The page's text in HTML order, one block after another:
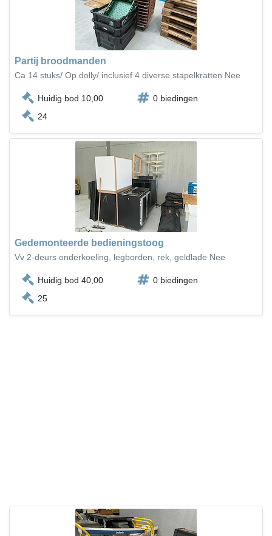
Partij broodmanden
Ca 14 stuks/ Op dolly/ inclusief 4 diverse stapelkratten Nee
Huidig bod 10,00
0 biedingen
24
Gedemonteerde bedieningstoog
Vv 2-deurs onderkoeling, legborden, rek, geldlade Nee
Huidig bod 40,00
0 biedingen
25